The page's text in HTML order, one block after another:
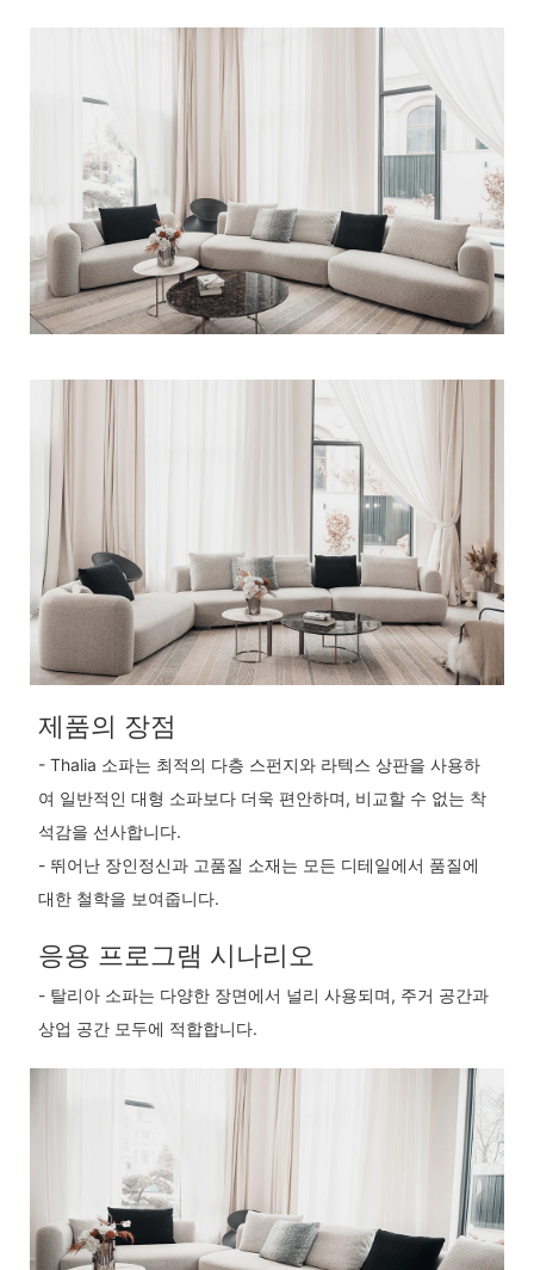
제품의 장점
- Thalia 소파는 최적의 다층 스펀지와 라텍스 상판을 사용하
여 일반적인 대형 소파보다 더욱 편안하며, 비교할 수 없는 착
석감을 선사합니다.
- 뛰어난 장인정신과 고품질 소재는 모든 디테일에서 품질에
대한 철학을 보여줍니다.
응용 프로그램 시나리오
- 탈리아 소파는 다양한 장면에서 널리 사용되며, 주거 공간과
상업 공간 모두에 적합합니다.